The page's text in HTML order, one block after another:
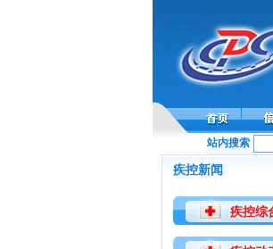
站内搜索
疾控新闻
疾控综